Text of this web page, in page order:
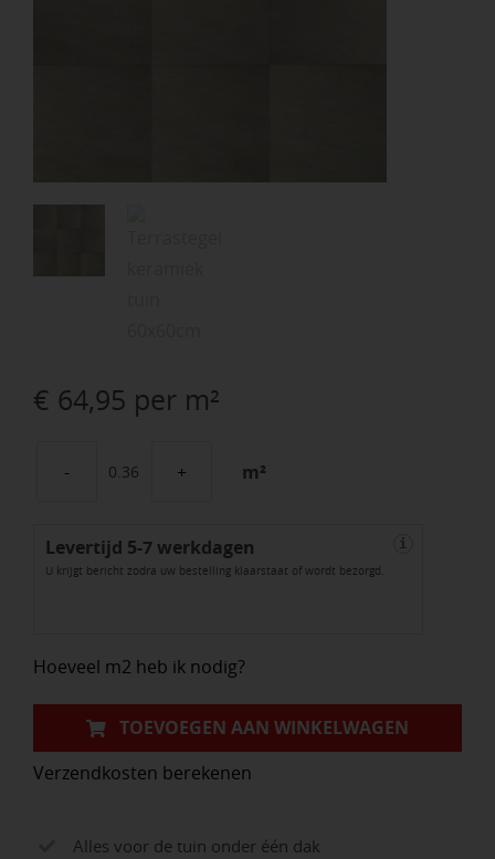
€ 64,95 per m²
Kera
60x60x4,8
cm
aantal
m²
Levertijd 5-7 werkdagen
U krijgt bericht zodra uw bestelling klaarstaat of wordt bezorgd.
i
Hoeveel m2 heb ik nodig?
TOEVOEGEN AAN WINKELWAGEN
Verzendkosten berekenen
Alles voor de tuin onder één dak